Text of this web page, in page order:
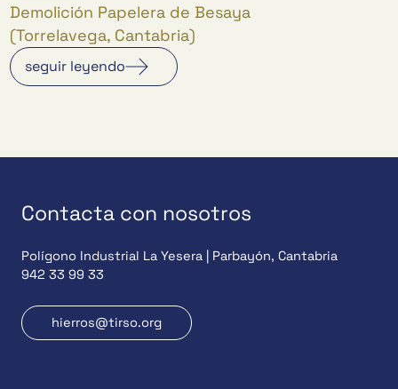
Demolición Papelera de Besaya
(Torrelavega, Cantabria)
seguir leyendo
Contacta con nosotros
Polígono Industrial La Yesera | Parbayón, Cantabria
942 33 99 33
hierros@tirso.org